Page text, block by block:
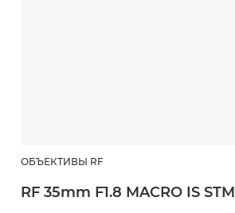
ОБЪЕКТИВЫ RF
RF 35mm F1.8 MACRO IS STM